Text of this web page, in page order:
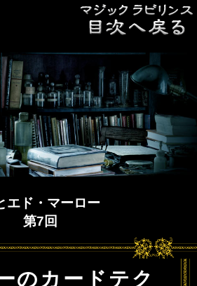
エド・マーロー
第7回
のカードテク